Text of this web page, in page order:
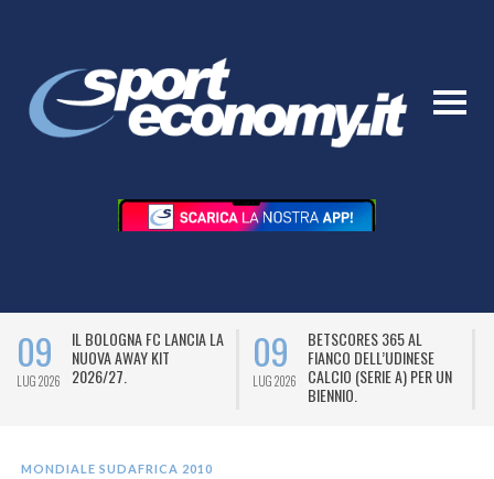
09
LUG 2026
IL BOLOGNA FC LANCIA LA
NUOVA AWAY KIT
2026/27.
09
LUG 2026
BETSCORES 365 AL
FIANCO DELL’UDINESE
CALCIO (SERIE A) PER UN
BIENNIO.
MONDIALE SUDAFRICA 2010